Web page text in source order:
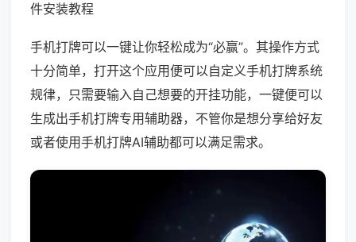
件安装教程
手机打牌可以一键让你轻松成为“必赢”。其操作方式
十分简单，打开这个应用便可以自定义手机打牌系统
规律，只需要输入自己想要的开挂功能，一键便可以
生成出手机打牌专用辅助器，不管你是想分享给好友
或者使用手机打牌AI辅助都可以满足需求。